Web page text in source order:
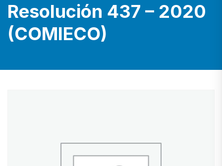
Resolución 437 – 2020
(COMIECO)